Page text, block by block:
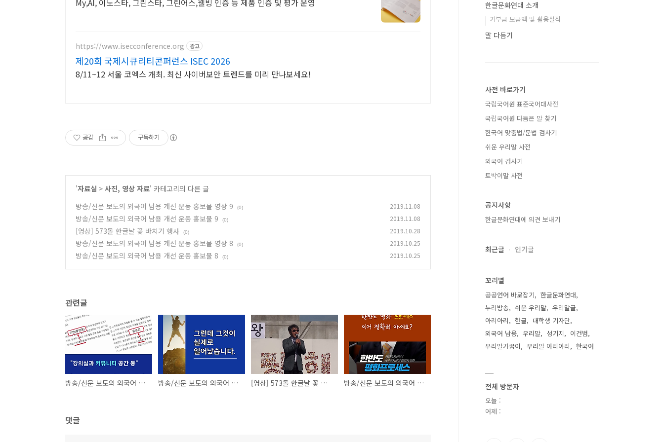
My,AI, 이노스타, 그린스타, 그린어스,웰빙 인증 등 제품 인증 및 평가 운영
https://www.isecconference.org 광고
제20회 국제시큐리티콘퍼런스 ISEC 2026
8/11~12 서울 코엑스 개최. 최신 사이버보안 트렌드를 미리 만나보세요!
공감 구독하기
'자료실 > 사진, 영상 자료' 카테고리의 다른 글
방송/신문 보도의 외국어 남용 개선 운동 홍보물 영상 9
(0) 2019.11.08
방송/신문 보도의 외국어 남용 개선 운동 홍보물 9 (0) 2019.11.08
[영상] 573돌 한글날 꽃 바치기 행사 (0) 2019.10.28
방송/신문 보도의 외국어 남용 개선 운동 홍보물 영상 8 (0) 2019.10.25
방송/신문 보도의 외국어 남용 개선 운동 홍보물 8 (0) 2019.10.25
관련글
방송/신문 보도의 외국어 남용 개선 운동 홍보물 영상 9 방송/신문 보도의 외국어 남용 개선 운동 홍보물 9 [영상] 573돌 한글날 꽃 바치기 행사 방송/신문 보도의 외국어 남용 개선 운동 홍보물 영상 8
댓글
한글문화연대 소개
기부금 모금액 및 활용실적
말 다듬기
사전 바로가기
국립국어원 표준국어대사전
국립국어원 다듬은 말 찾기
한국어 맞춤법/문법 검사기
쉬운 우리말 사전
외국어 검사기
토박이말 사전
공지사항
한글문화연대에 의견 보내기
최근글 인기글
꼬리별
공공언어 바로잡기
한글문화연대
누리방송
쉬운 우리말
우리말글
아리아리
한글
대학생 기자단
외국어 남용
우리말 성기지
이건범
우리말가꿈이
우리말 아리아리 한국어
전체 방문자
오늘 :
어제 :